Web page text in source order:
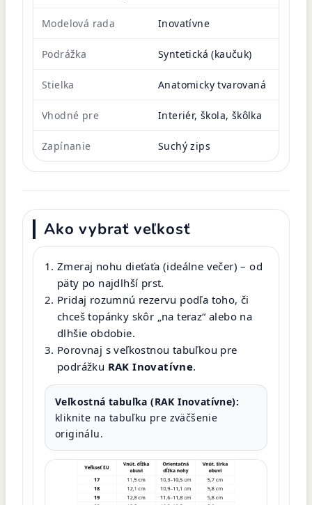
Modelová rada Inovatívne
Podrážka Syntetická (kaučuk)
Stielka Anatomicky tvarovaná
Vhodné pre Interiér, škola, škôlka
Zapínanie Suchý zips
Ako vybrať veľkosť
Zmeraj nohu dieťaťa (ideálne večer) – od
päty po najdlhší prst.
Pridaj rozumnú rezervu podľa toho, či
chceš topánky skôr „na teraz“ alebo na
dlhšie obdobie.
Porovnaj s veľkostnou tabuľkou pre
podrážku RAK Inovatívne.
Veľkostná tabuľka (RAK Inovatívne):
kliknite na tabuľku pre zväčšenie
originálu.